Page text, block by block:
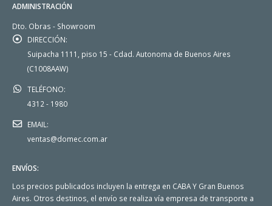
ADMINISTRACIÓN
Dto. Obras - Showroom
DIRECCIÓN:
Suipacha 1111, piso 15 - Cdad. Autonoma de Buenos Aires
(C1008AAW)
TELÉFONO:
4312 - 1980
EMAIL:
ventas@domec.com.ar
ENVÍOS:
Los precios publicados incluyen la entrega en CABA Y Gran Buenos
Aires. Otros destinos, el envío se realiza vía empresa de transporte a